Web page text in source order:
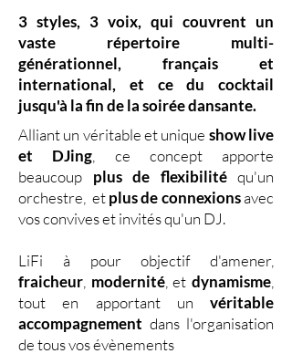
3 styles, 3 voix, qui couvrent un
vaste répertoire multi-
générationnel,
français et
international, et ce du cocktail
jusqu'à la fin de la soirée dansante.
Alliant un véritable et unique show live
et DJing
ce concept apporte
beaucoup plus de flexibilitéqu'un
orchestre, etplus de connexionsavec
vos convives et invités qu'un DJ.
LiFi à pour objectif d'amener,
fraicheur modernité, etdynamisme
tout en apportant un véritable
accompagnement dans l'organisation
de tous vos évènements